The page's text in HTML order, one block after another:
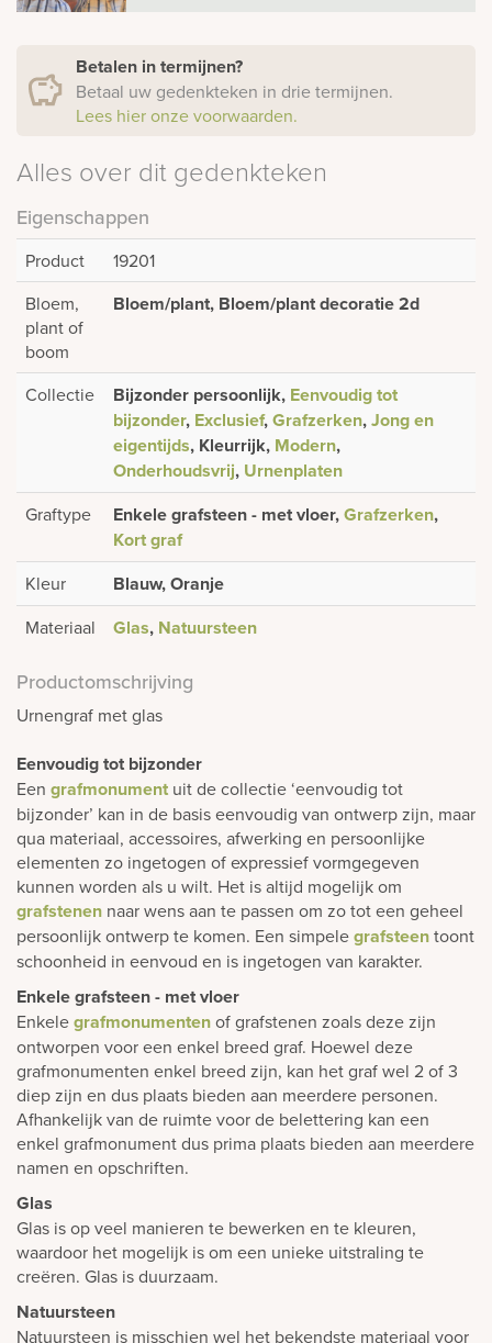
Betalen in termijnen?
Betaal uw gedenkteken in drie termijnen.
Lees hier onze voorwaarden.
Alles over dit gedenkteken
Eigenschappen
Product
19201
Bloem,
plant of
boom
Bloem/plant, Bloem/plant decoratie 2d
Collectie Bijzonder persoonlijk, Eenvoudig tot
bijzonder, Exclusief,Grafzerken,Jong en
eigentijds, Kleurrijk, Modern,
Onderhoudsvrij, Urnenplaten
Graftype Enkele grafsteen - met vloer,Grafzerken,
Kort graf
Kleur Blauw, Oranje
Materiaal Glas, Natuursteen
Productomschrijving
Urnengraf met glas
Eenvoudig tot bijzonder
Een grafmonument uit de collectie ‘eenvoudig tot
bijzonder’ kan in de basis eenvoudig van ontwerp zijn, maar
qua materiaal, accessoires, afwerking en persoonlijke
elementen zo ingetogen of expressief vormgegeven
kunnen worden als u wilt. Het is altijd mogelijk om
grafstenen naar wens aan te passen om zo tot een geheel
persoonlijk ontwerp te komen. Een simpelegrafsteentoont
schoonheid in eenvoud en is ingetogen van karakter.
Enkele grafsteen - met vloer
Enkelegrafmonumentenof grafstenen zoals deze zijn
ontworpen voor een enkel breed graf. Hoewel deze
grafmonumenten enkel breed zijn, kan het graf wel 2 of 3
diep zijn en dus plaats bieden aan meerdere personen.
Afhankelijk van de ruimte voor de belettering kan een
enkel grafmonument dus prima plaats bieden aan meerdere
namen en opschriften.
Glas
Glas is op veel manieren te bewerken en te kleuren,
waardoor het mogelijk is om een unieke uitstraling te
creëren. Glas is duurzaam.
Natuursteen
Natuursteen is misschien wel het bekendste materiaal voor